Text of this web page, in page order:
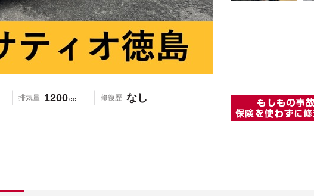
排気量 1200cc 修復歴 なし